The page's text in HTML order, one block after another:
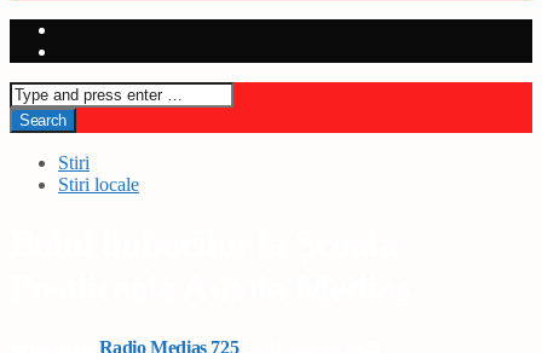
Stiri
Stiri locale
Radio Medias 725on 17 martie 2025